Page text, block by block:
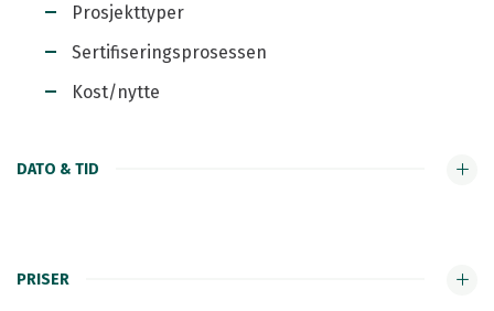
Prosjekttyper
Sertifiseringsprosessen
Kost/nytte
DATO & TID
PRISER